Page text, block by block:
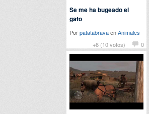
+6 (10 votos) 0
Se me ha bugeado el
gato
PorpatatabravaenAnimales